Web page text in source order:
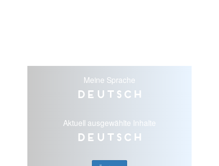
Meine Sprache
Deutsch
Aktuell ausgewählte Inhalte
Deutsch